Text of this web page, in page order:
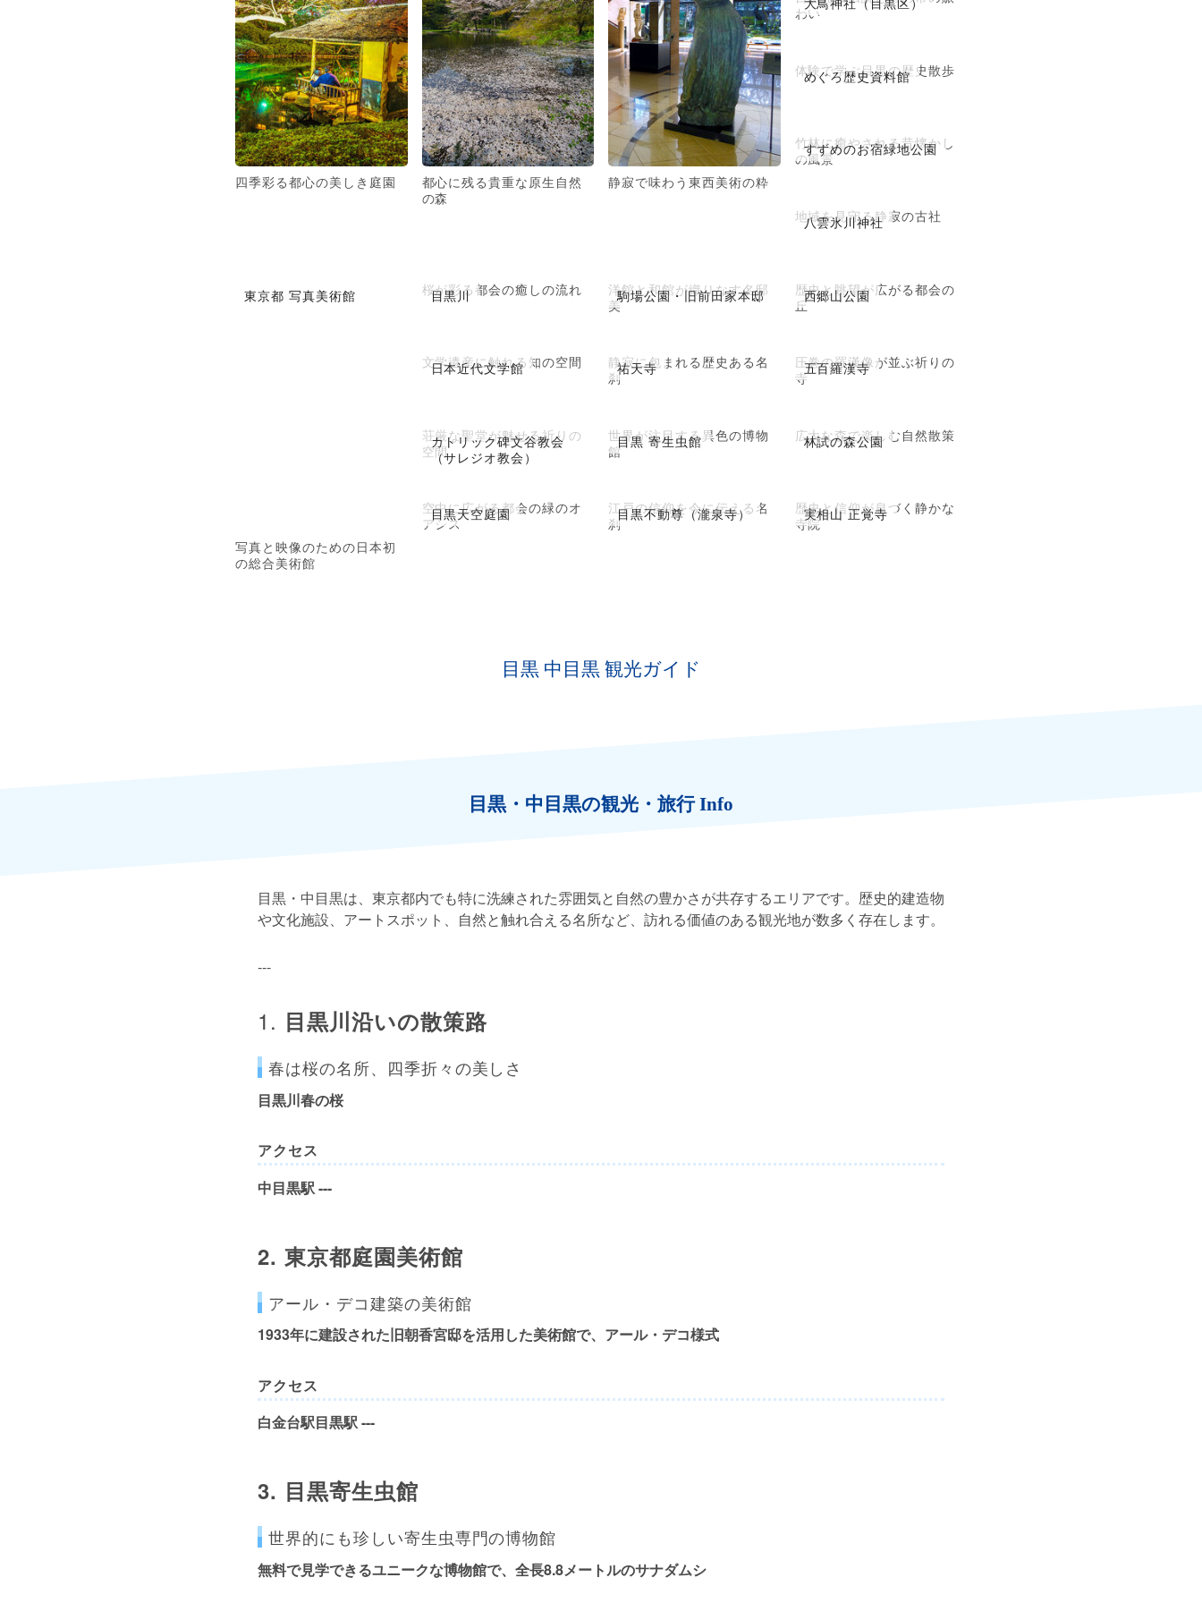
四季彩る都心の美しき庭園
都心に残る貴重な原生自然
の森
静寂で味わう東西美術の粋
わい
めぐろ歴史資料館
体験で学ぶ目黒の歴史散歩
すずめのお宿緑地公園
竹林に癒やされる昔懐かし
の風景
八雲氷川神社
地域を見守る静寂の古社
東京都 写真美術館
写真と映像のための日本初
の総合美術館
目黒川
桜が彩る都会の癒しの流れ 駒場公園・旧前田家本邸
洋館と和館が織りなす名邸
美
西郷山公園
歴史と眺望が広がる都会の
丘
日本近代文学館
文学遺産に触れる知の空間 祐天寺
静寂に包まれる歴史ある名
刹
五百羅漢寺
圧巻の羅漢像が並ぶ祈りの
寺
カトリック碑文谷教会
（サレジオ教会）
荘厳な聖堂が魅せる祈りの
空間
目黒 寄生虫館
世界が注目する異色の博物
館
林試の森公園
広大な森で楽しむ自然散策
目黒天空庭園
空中に広がる都会の緑のオ
アシス
目黒不動尊（瀧泉寺）
江戸の信仰を今に伝える名
刹
実相山 正覚寺
歴史と信仰が息づく静かな
寺院
目黒 中目黒 観光ガイド
目黒・中目黒の観光・旅行 Info
目黒・中目黒は、東京都内でも特に洗練された雰囲気と自然の豊かさが共存するエリアです。歴史的建造物
や文化施設、アートスポット、自然と触れ合える名所など、訪れる価値のある観光地が数多く存在します。
---
1. 目黒川沿いの散策路
春は桜の名所、四季折々の美しさ
目黒川春の桜
アクセス
中目黒駅 ---
2. 東京都庭園美術館
アール・デコ建築の美術館
1933年に建設された旧朝香宮邸を活用した美術館で、 アール・デコ様式
アクセス
白金台駅目黒駅 ---
3. 目黒寄生虫館
世界的にも珍しい寄生虫専門の博物館
無料で見学できるユニークな博物館で、 全長8.8メートルのサナダムシ